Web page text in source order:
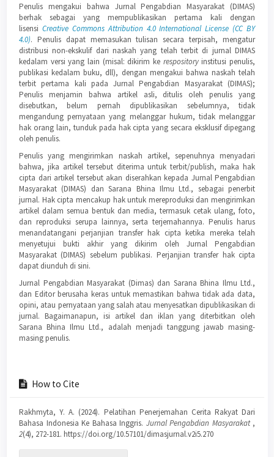
Penulis mengakui bahwa Jurnal Pengabdian Masyarakat (DIMAS)
berhak sebagai yang mempublikasikan pertama kali dengan
lisensi Creative Commons Attribution 4.0 International License (CC BY
4.0). Penulis dapat memasukan tulisan secara terpisah, mengatur
distribusi non-ekskulif dari naskah yang telah terbit di jurnal DIMAS
kedalam versi yang lain (misal: dikirim ke respositoryinstitusi penulis,
publikasi kedalam buku, dll), dengan mengakui bahwa naskah telah
terbit pertama kali pada Jurnal Pengabdian Masyarakat (DIMAS);
Penulis menjamin bahwa artikel asli, ditulis oleh penulis yang
disebutkan, belum pernah dipublikasikan sebelumnya, tidak
mengandung pernyataan yang melanggar hukum, tidak melanggar
hak orang lain, tunduk pada hak cipta yang secara eksklusif dipegang
oleh penulis.
Penulis yang mengirimkan naskah artikel, sepenuhnya menyadari
bahwa, jika artikel tersebut diterima untuk terbit/publish, maka hak
cipta dari artikel tersebut akan diserahkan kepada Jurnal Pengabdian
Masyarakat (DIMAS) dan Sarana Bhina Ilmu Ltd., sebagai penerbit
jurnal. Hak cipta mencakup hak untuk mereproduksi dan mengirimkan
artikel dalam semua bentuk dan media, termasuk cetak ulang, foto,
dan reproduksi serupa lainnya, serta terjemahannya. Penulis harus
menandatangani perjanjian transfer hak cipta ketika mereka telah
menyetujui bukti akhir yang dikirim oleh Jurnal Pengabdian
Masyarakat (DIMAS) sebelum publikasi. Perjanjian transfer hak cipta
dapat diunduh di sini.
Jurnal Pengabdian Masyarakat (Dimas) dan Sarana Bhina Ilmu Ltd.,
dan Editor berusaha keras untuk memastikan bahwa tidak ada data,
opini, atau pernyataan yang salah atau menyesatkan dipublikasikan di
jurnal. Bagaimanapun, isi artikel dan iklan yang diterbitkan oleh
Sarana Bhina Ilmu Ltd., adalah menjadi tanggung jawab masing-
masing penulis.
How to Cite
Rakhmyta, Y. A. (2024). Pelatihan Penerjemahan Cerita Rakyat Dari
Bahasa Indonesia Ke Bahasa Inggris. Jurnal Pengabdian Masyarakat ,
2(4), 272-181. https://doi.org/10.57101/dimasjurnal.v2i5.270